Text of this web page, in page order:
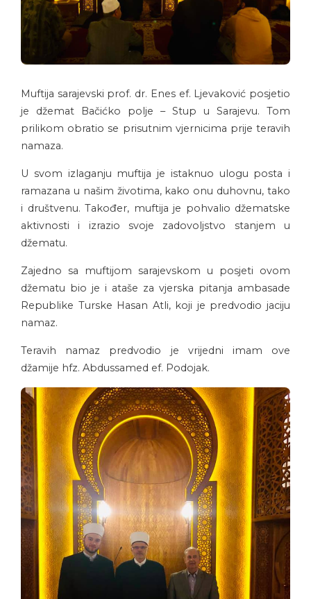
Muftija sarajevski prof. dr. Enes ef. Ljevaković posjetio
je džemat Bačićko polje – Stup u Sarajevu. Tom
prilikom obratio se prisutnim vjernicima prije teravih
namaza.
U svom izlaganju muftija je istaknuo ulogu posta i
ramazana u našim životima, kako onu duhovnu, tako
i društvenu. Također, muftija je pohvalio džematske
aktivnosti i izrazio svoje zadovoljstvo stanjem u
džematu.
Zajedno sa muftijom sarajevskom u posjeti ovom
džematu bio je i ataše za vjerska pitanja ambasade
Republike Turske Hasan Atli, koji je predvodio jaciju
namaz.
Teravih namaz predvodio je vrijedni imam ove
džamije hfz. Abdussamed ef. Podojak.